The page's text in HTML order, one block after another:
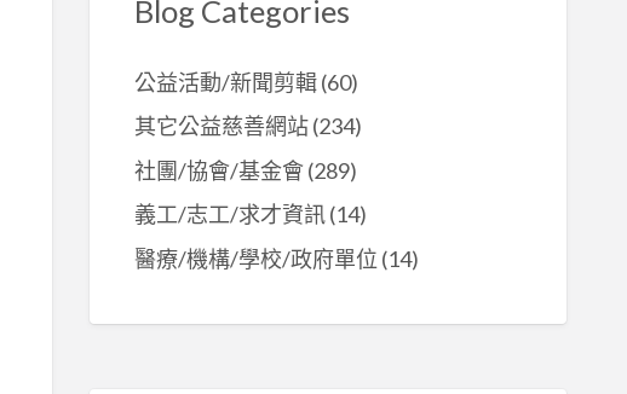
Blog Categories
公益活動/新聞剪輯(60)
其它公益慈善網站(234)
社團/協會/基金會 (289)
義工/志工/求才資訊(14)
醫療/機構/學校/政府單位 (14)